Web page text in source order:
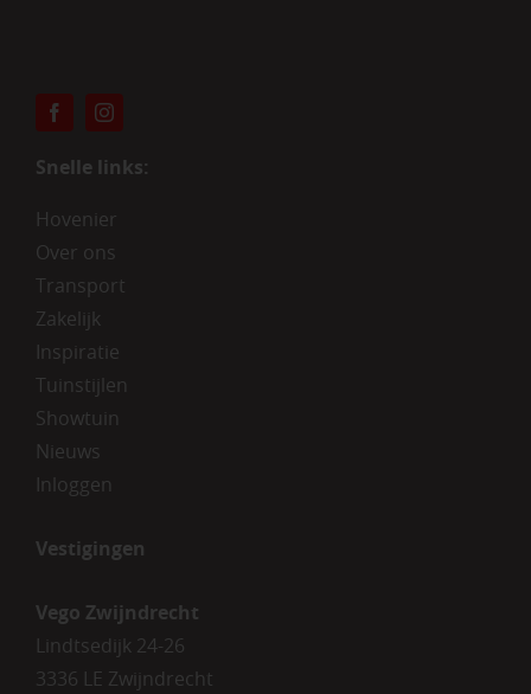
Snelle links:
Hovenier
Over ons
Transport
Zakelijk
Inspiratie
Tuinstijlen
Showtuin
Nieuws
Inloggen
Vestigingen
Vego Zwijndrecht
Lindtsedijk 24-26
3336 LE Zwijndrecht